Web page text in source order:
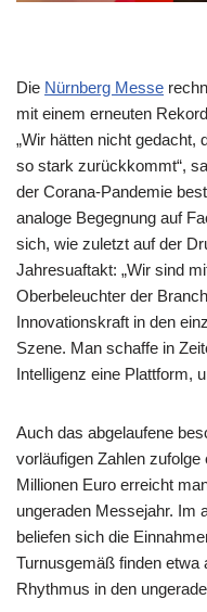
Die Nürnberg Messe
mit einem erneuten
„Wir hätten nicht
so stark zurückkommt“,
der Corana-Pandemie
analoge Begegnung auf
sich, wie zuletzt auf der
Jahresuaftakt: „Wir sind
Oberbeleuchter der
Innovationskraft in den
Szene. Man schaffe in
Intelligenz eine Plattform,
Auch das abgelaufene
vorläufigen Zahlen
Millionen Euro erreicht
ungeraden Messejahr. Im
beliefen sich die
Turnusgemäß finden etwa
Rhythmus in den